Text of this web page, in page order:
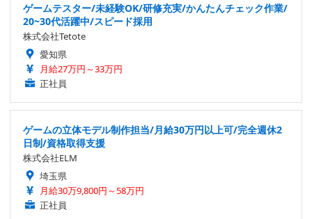
ゲームテスター/未経験OK/研修充実/かんたんチェック作業/
20~30代活躍中/スピード採用
株式会社Tetote
愛知県
月給27万円～33万円
正社員
ゲームの立体モデル制作担当/月給30万円以上可/完全週休2
日制/資格取得支援
株式会社ELM
埼玉県
月給30万9,800円～58万円
正社員